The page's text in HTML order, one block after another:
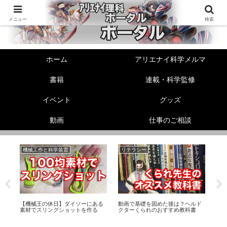
ホーム アリエナイ科学メルマ
書籍 連載・科学監修
イベント グッズ
動画 仕事のご相談
機械工作と科学装置
【機械王の休日】ダイソーにある
素材でスリングショットを作る
リテラシー
動画で基礎を固めた後は？ヘルド
クターくられのおすすめ教科書
メニュー 検索